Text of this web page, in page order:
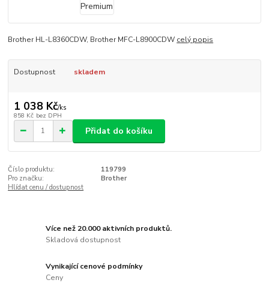
Brother HL-L8360CDW, Brother MFC-L8900CDW celý popis
Dostupnost skladem
1 038 Kč/ks
858 Kč bez DPH
Přidat do košíku
Číslo produktu:
119799
Pro značku:
Brother
Hlídat cenu / dostupnost
Více než 20.000 aktivních produktů.
Skladová dostupnost
Vynikající cenové podmínky
Ceny